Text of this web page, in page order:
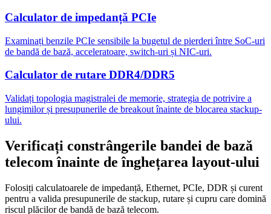
Calculator de impedanță PCIe
Examinați benzile PCIe sensibile la bugetul de pierderi între SoC-uri
de bandă de bază, acceleratoare, switch-uri și NIC-uri.
Calculator de rutare DDR4/DDR5
Validați topologia magistralei de memorie, strategia de potrivire a
lungimilor și presupunerile de breakout înainte de blocarea stackup-
ului.
Verificați constrângerile bandei de bază
telecom înainte de înghețarea layout-ului
Folosiți calculatoarele de impedanță, Ethernet, PCIe, DDR și curent
pentru a valida presupunerile de stackup, rutare și cupru care domină
riscul plăcilor de bandă de bază telecom.